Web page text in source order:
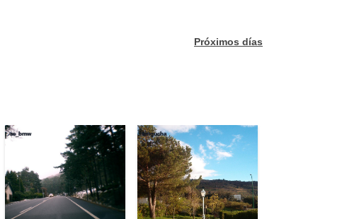
Próximos días
se_bmw kingucha